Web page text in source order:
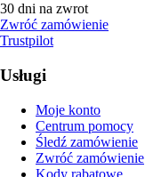
30 dni na zwrot
Zwróć zamówienie
Trustpilot
Usługi
Moje konto
Centrum pomocy
Śledź zamówienie
Zwróć zamówienie
Kody rabatowe